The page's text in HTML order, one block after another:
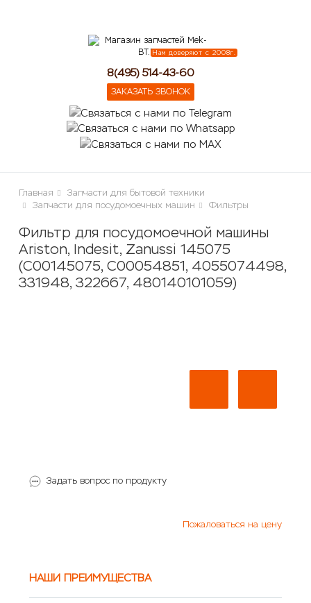
Нам доверяют с 2008г.
8(495) 514-43-60
ЗАКАЗАТЬ ЗВОНОК
Главная
Запчасти для бытовой техники
Запчасти для посудомоечных машин
Фильтры
Фильтр для посудомоечной машины
Ariston, Indesit, Zanussi 145075
(C00145075, C00054851, 4055074498,
331948, 322667, 480140101059)
Задать вопрос по продукту
Пожаловаться на цену
НАШИ ПРЕИМУЩЕСТВА